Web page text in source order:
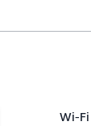
Wi-Fi